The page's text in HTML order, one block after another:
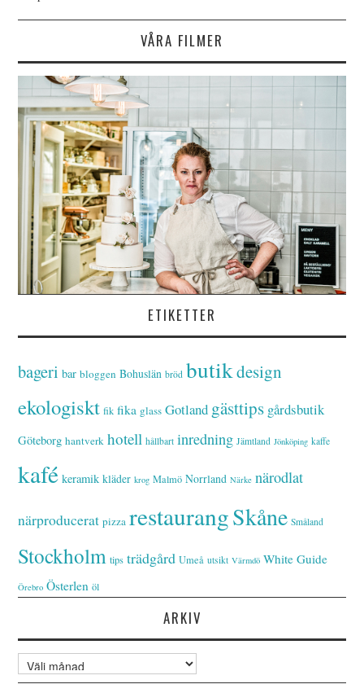
VÅRA FILMER
ETIKETTER
bageri bar bloggen Bohuslän bröd butikdesign
ekologiskt fik fika glass Gotland gästtips gårdsbutik
Göteborg hantverk hotell hållbart inredning Jämtland Jönköping kaffe
kafé keramik kläder krog Malmö Norrland Närke närodlat
närproducerat pizza restaurangSkåne Småland
Stockholm tips trädgård Umeå utsikt Värmdö White Guide
Örebro Österlen öl
ARKIV
Arkiv